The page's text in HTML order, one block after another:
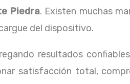
Piedra. Existen muchas
del dispositivo.
resultados
satisfacción total,